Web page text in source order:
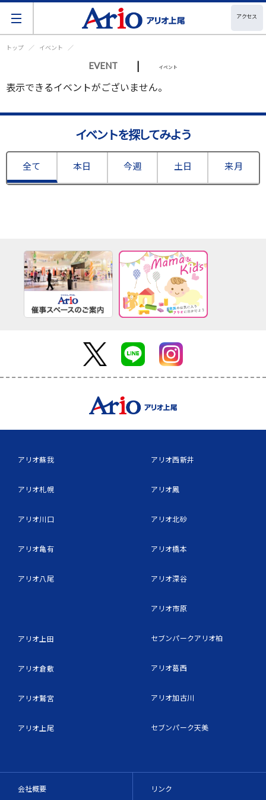
アクセス
トップ イベント
EVENT | イベント
表示できるイベントがございません。
イベントを探してみよう
全て 本日 今週 土日 来月
アリオ蘇我
アリオ札幌
アリオ川口
アリオ亀有
アリオ八尾
アリオ上田
アリオ倉敷
アリオ鷲宮
アリオ上尾
アリオ西新井
アリオ鳳
アリオ北砂
アリオ橋本
アリオ深谷
アリオ市原
セブンパークアリオ柏
アリオ葛西
アリオ加古川
セブンパーク天美
会社概要 リンク